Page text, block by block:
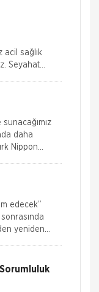
acil sağlık
daha
Nippon
edecek”
yeniden